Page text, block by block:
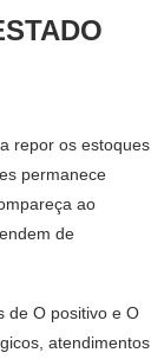
repor os estoques,
permanece
ao
de
de O positivo e O
atendimentos